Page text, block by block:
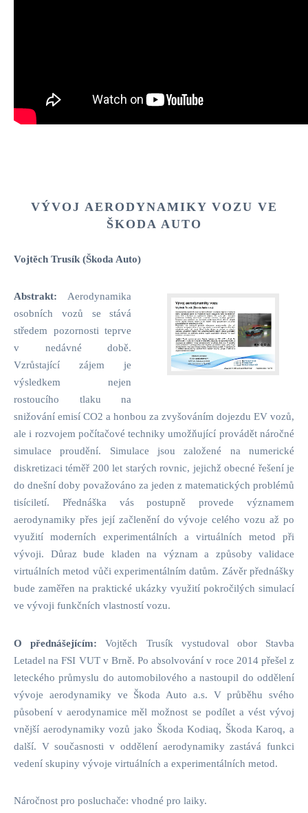
VÝVOJ AERODYNAMIKY VOZU VE
ŠKODA AUTO
Vojtěch Trusík (Škoda Auto)
Abstrakt: Aerodynamika
osobních vozů se stává
středem pozornosti teprve
v nedávné době.
Vzrůstající zájem je
výsledkem nejen
rostoucího tlaku na
snižování emisí CO2 a honbou za zvyšováním dojezdu EV vozů,
ale i rozvojem počítačové techniky umožňující provádět náročné
simulace proudění. Simulace jsou založené na numerické
diskretizaci téměř 200 let starých rovnic, jejichž obecné řešení je
do dnešní doby považováno za jeden z matematických problémů
tisíciletí. Přednáška vás postupně provede významem
aerodynamiky přes její začlenění do vývoje celého vozu až po
využití moderních experimentálních a virtuálních metod při
vývoji. Důraz bude kladen na význam a způsoby validace
virtuálních metod vůči experimentálním datům. Závěr přednášky
bude zaměřen na praktické ukázky využití pokročilých simulací
ve vývoji funkčních vlastností vozu.
O přednášejícím: Vojtěch Trusík vystudoval obor Stavba
Letadel na FSI VUT v Brně. Po absolvování v roce 2014 přešel z
leteckého průmyslu do automobilového a nastoupil do oddělení
vývoje aerodynamiky ve Škoda Auto a.s. V průběhu svého
působení v aerodynamice měl možnost se podílet a vést vývoj
vnější aerodynamiky vozů jako Škoda Kodiaq, Škoda Karoq, a
další. V současnosti v oddělení aerodynamiky zastává funkci
vedení skupiny vývoje virtuálních a experimentálních metod.
Náročnost pro posluchače: vhodné pro laiky.